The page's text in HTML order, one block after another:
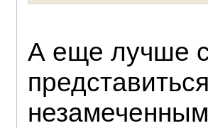
А еще лучше